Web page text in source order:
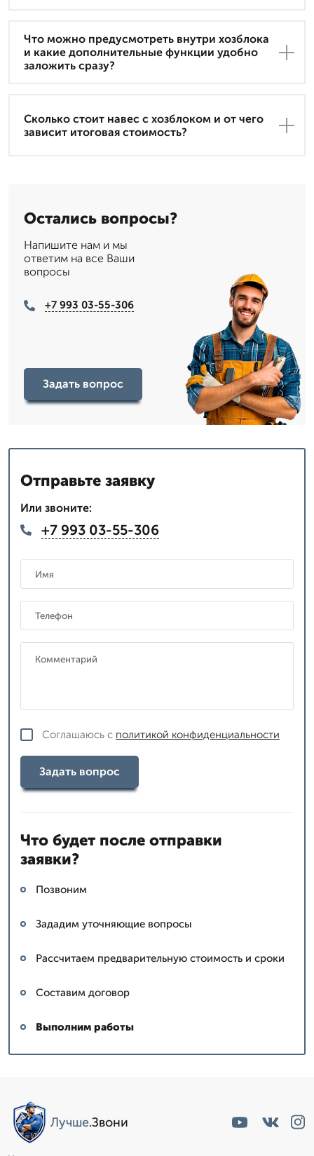
Что можно предусмотреть внутри хозблока
и какие дополнительные функции удобно
заложить сразу?
Сколько стоит навес с хозблоком и от чего
зависит итоговая стоимость?
Остались вопросы?
Напишите нам и мы
ответим на все Ваши
вопросы
+7 993 03-55-306
Задать вопрос
Отправьте заявку
Или звоните:
+7 993 03-55-306
Соглашаюсь с политикой конфиденциальности
Задать вопрос
Что будет после отправки
заявки?
Позвоним
Зададим уточняющие вопросы
Рассчитаем предварительную стоимость и сроки
Составим договор
Выполним работы
Лучше.Звони